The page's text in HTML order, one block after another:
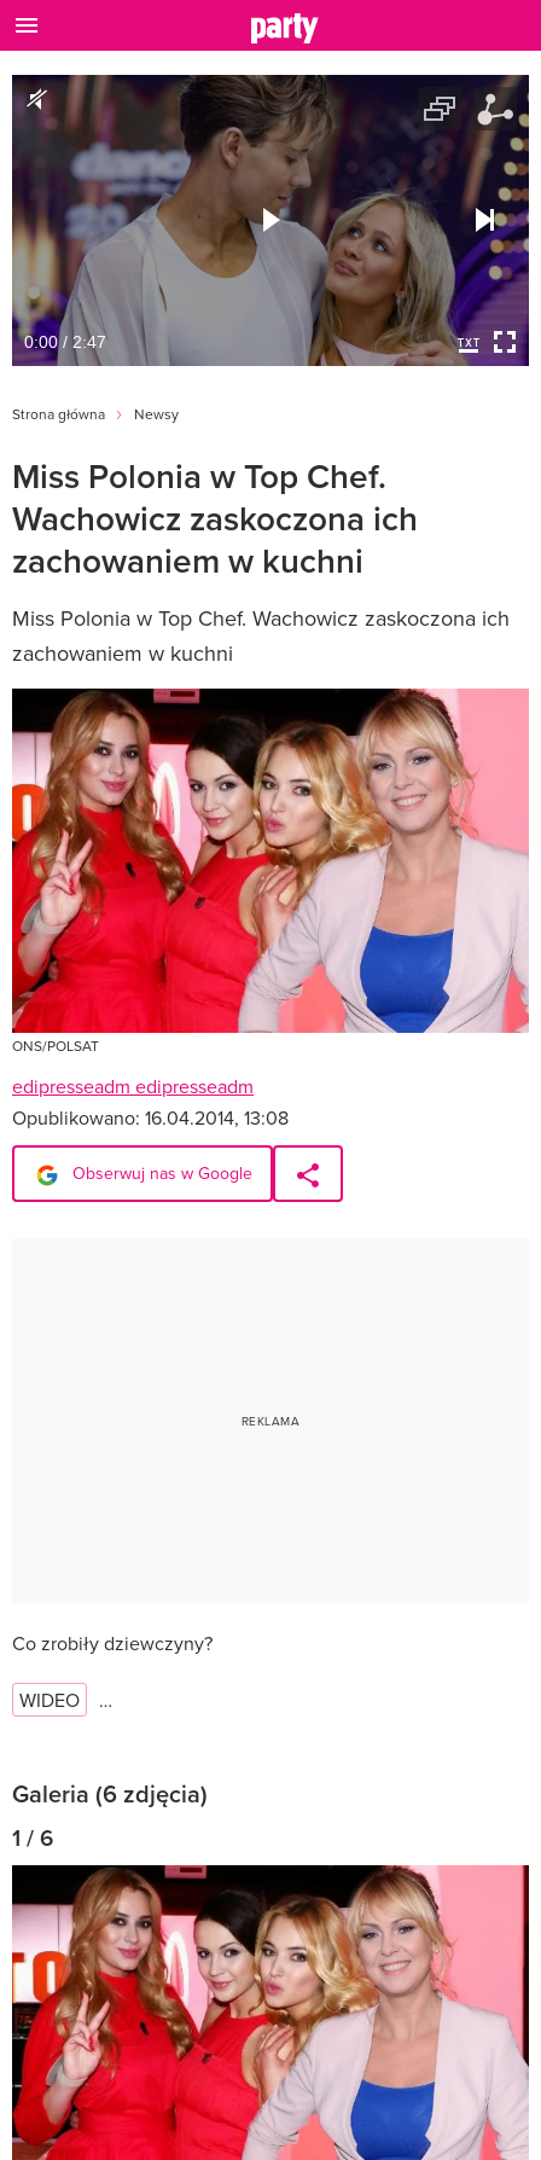
0:00 / 2:47
Strona główna Newsy
Miss Polonia w Top Chef.
Wachowicz zaskoczona ich
zachowaniem w kuchni
Miss Polonia w Top Chef. Wachowicz zaskoczona ich
zachowaniem w kuchni
ONS/POLSAT
edipresseadm edipresseadm
Opublikowano: 16.04.2014, 13:08
Obserwuj nas w Google
Co zrobiły dziewczyny?
WIDEO …
Galeria (6 zdjęcia)
1 / 6